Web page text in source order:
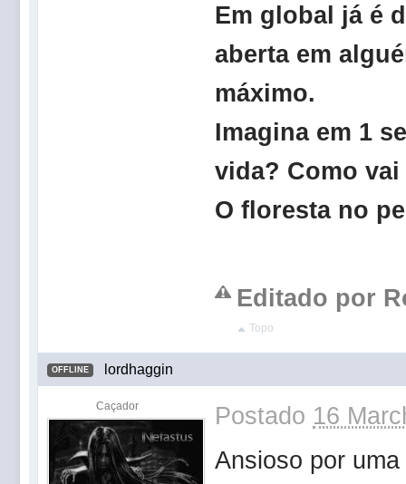
Em global já é
aberta em
máximo.
Imagina em 1
vida? Como
O floresta no
Editado por
Topo
OFFLINE lordhaggin
Caçador Postado 16
Ansioso por